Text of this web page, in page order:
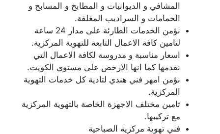
المشافي و الديوانيات و المطابخ و المسابح و
الحمامات و السراديب المغلقة.
نؤمن الخدمات الطارئة على مدار 24 ساعة
لتامين كافة الاعمال التابعة للتهوية المركزية.
اسعار مناسبة و مدروسة لكافة الاعمال التي
نقدمها كما انها الارخص على مستوى الكويت.
نؤمن امهر فني هندي لتادية كل خدمات التهوية
المركزية.
تامين مختلف الاجهزة الخاصة بالتهوية المركزية
مع تركيبها.
فني تهوية مركزية الصباحية